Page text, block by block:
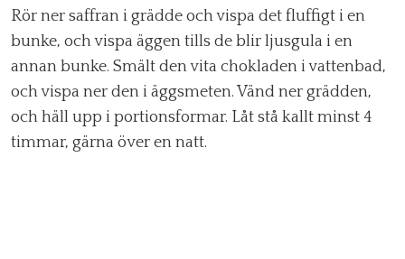
Rör ner saffran i grädde och vispa det fluffigt i en
bunke, och vispa äggen tills de blir ljusgula i en
annan bunke. Smält den vita chokladen i vattenbad,
och vispa ner den i äggsmeten. Vänd ner grädden,
och häll upp i portionsformar. Låt stå kallt minst 4
timmar, gärna över en natt.